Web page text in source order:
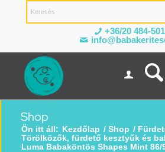
+36/20 484-
Shop
Ön itt áll: Kezdőlap / Shop /
Törölközők, fürdető kesztyűk és
Luma Babaköntös Shapes Mint 86/